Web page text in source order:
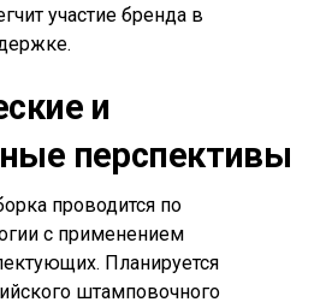
участие бренда в
и
перспективы
проводится по
с применением
Планируется
штамповочного